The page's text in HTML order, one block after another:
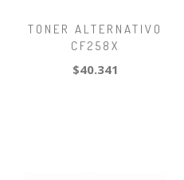
TONER ALTERNATIVO
CF258X
$40.341